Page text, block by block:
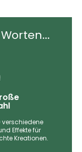
verschiedene
Effekte für
Kreationen.